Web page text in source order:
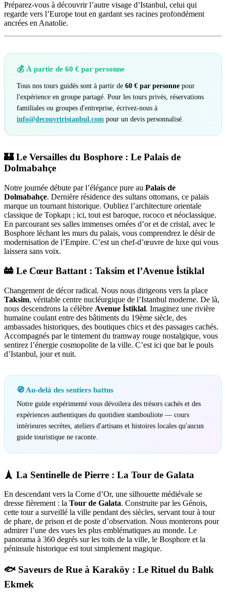
Préparez-vous à découvrir l’autre visage d’Istanbul, celui qui
regarde vers l’Europe tout en gardant ses racines profondément
ancrées en Anatolie.
💰 À partir de 60 € par personne
Tous nos tours guidés sont à partir de 60 € par personne pour
l'expérience en groupe partagé. Pour les tours privés, réservations
familiales ou groupes d'entreprise, écrivez-nous à
info@decouvriristanbul.com pour un devis personnalisé.
🏰 Le Versailles du Bosphore : Le Palais de
Dolmabahçe
Notre journée débute par l’élégance pure au Palais de
Dolmabahçe. Dernière résidence des sultans ottomans, ce palais
marque un tournant historique. Oubliez l’architecture orientale
classique de Topkapı ; ici, tout est baroque, rococo et néoclassique.
En parcourant ses salles immenses ornées d’or et de cristal, avec le
Bosphore léchant les murs du palais, vous comprendrez le désir de
modernisation de l’Empire. C’est un chef-d’œuvre de luxe qui vous
laissera sans voix.
🚋 Le Cœur Battant : Taksim et l’Avenue İstiklal
Changement de décor radical. Nous nous dirigeons vers la place
Taksim, véritable centre nucléurgique de l’Istanbul moderne. De là,
nous descendrons la célèbre Avenue İstiklal. Imaginez une rivière
humaine coulant entre des bâtiments du 19ème siècle, des
ambassades historiques, des boutiques chics et des passages cachés.
Accompagnés par le tintement du tramway rouge nostalgique, vous
sentirez l’énergie cosmopolite de la ville. C’est ici que bat le pouls
d’Istanbul, jour et nuit.
🧭 Au-delà des sentiers battus
Notre guide expérimenté vous dévoilera des trésors cachés et des
expériences authentiques du quotidien stambouliote — cours
intérieures secrètes, ateliers d'artisans et histoires locales qu'aucun
guide touristique ne raconte.
🗼 La Sentinelle de Pierre : La Tour de Galata
En descendant vers la Corne d’Or, une silhouette médiévale se
dresse fièrement : la Tour de Galata. Construite par les Génois,
cette tour a surveillé la ville pendant des siècles, servant tour à tour
de phare, de prison et de poste d’observation. Nous monterons pour
admirer l’une des vues les plus emblématiques au monde. Le
panorama à 360 degrés sur les toits de la ville, le Bosphore et la
péninsule historique est tout simplement magique.
🐟 Saveurs de Rue à Karaköy : Le Rituel du Balık
Ekmek